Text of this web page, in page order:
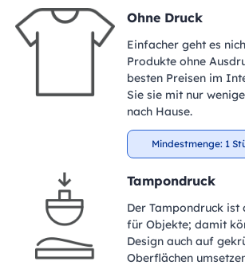
Ohne Druck
Einfacher geht es
Produkte ohne
besten Preisen im
Sie sie mit nur
nach Hause.
Mindestmenge: 1
Tampondruck
Der Tampondruck ist
für Objekte; damit
Design auch auf
Oberflächen